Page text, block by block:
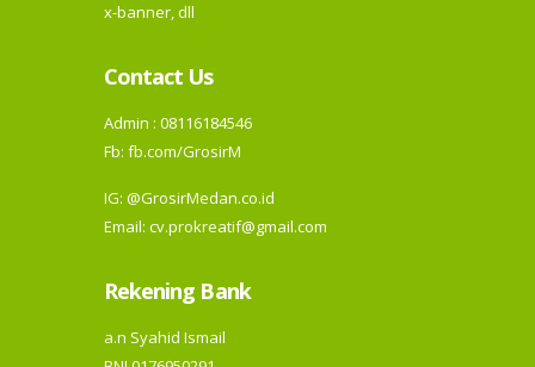
x-banner, dll
Contact Us
Admin : 08116184546
Fb: fb.com/GrosirM
IG: @GrosirMedan.co.id
Email: cv.prokreatif@gmail.com
Rekening Bank
a.n Syahid Ismail